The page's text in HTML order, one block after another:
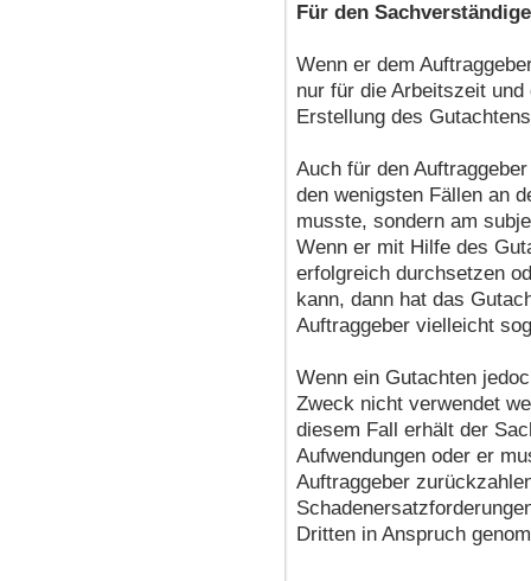
Für den
Wenn er dem
nur für die Arbeitszeit
Erstellung des
Auch für den
den wenigsten Fällen an
musste, sondern am
Wenn er mit Hilfe des
erfolgreich durchsetzen
kann, dann hat das
Auftraggeber vielleicht
Wenn ein Gutachten
Zweck nicht verwendet
diesem Fall erhält der
Aufwendungen oder er
Auftraggeber
Dritten in Anspruch